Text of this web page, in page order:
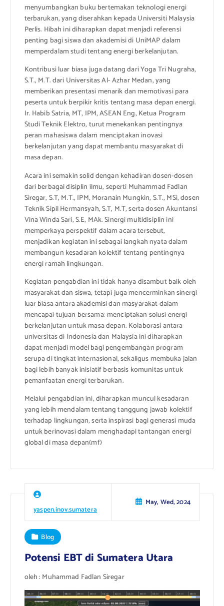
menyumbangkan buku bertemakan teknologi energi
terbarukan, yang diserahkan kepada Universiti Malaysia
Perlis. Hibah ini diharapkan dapat menjadi referensi
penting bagi siswa dan akademisi di UniMAP dalam
memperdalam studi tentang energi berkelanjutan.
Kontribusi luar biasa juga datang dari Yoga Tri Nugraha,
S.T., M.T. dari Universitas Al- Azhar Medan, yang
memberikan presentasi menarik dan memotivasi para
peserta untuk berpikir kritis tentang masa depan energi.
Ir. Habib Satria, MT, IPM, ASEAN Eng, Ketua Program
Studi Teknik Elektro, turut menekankan pentingnya
peran mahasiswa dalam menciptakan inovasi
berkelanjutan yang dapat membantu masyarakat di
masa depan.
Acara ini semakin solid dengan kehadiran dosen-dosen
dari berbagai disiplin ilmu, seperti Muhammad Fadlan
Siregar, S.T, M.T., IPM, Moranain Mungkin, S.T., MSi, dosen
Teknik Sipil Hermansyah, S.T, M.T, serta dosen Akuntansi
Vina Winda Sari, S.E, MAk. Sinergi multidisiplin ini
memperkaya perspektif dalam acara tersebut,
menjadikan kegiatan ini sebagai langkah nyata dalam
membangun kesadaran kolektif tentang pentingnya
energi ramah lingkungan.
Kegiatan pengabdian ini tidak hanya disambut baik oleh
masyarakat dan siswa, tetapi juga mencerminkan sinergi
luar biasa antara akademisi dan masyarakat dalam
mencapai tujuan bersama: menciptakan solusi energi
berkelanjutan untuk masa depan. Kolaborasi antara
universitas di Indonesia dan Malaysia ini diharapkan
dapat menjadi model bagi pengembangan program
serupa di tingkat internasional, sekaligus membuka jalan
bagi lebih banyak inisiatif berbasis komunitas untuk
pemanfaatan energi terbarukan.
Melalui pengabdian ini, diharapkan muncul kesadaran
yang lebih mendalam tentang tanggung jawab kolektif
terhadap lingkungan, serta inspirasi bagi generasi muda
untuk berinovasi dalam menghadapi tantangan energi
global di masa depan(mf)
yaspen.inov.sumatera
May, Wed, 2024
Blog
Potensi EBT di Sumatera Utara
oleh : Muhammad Fadlan Siregar